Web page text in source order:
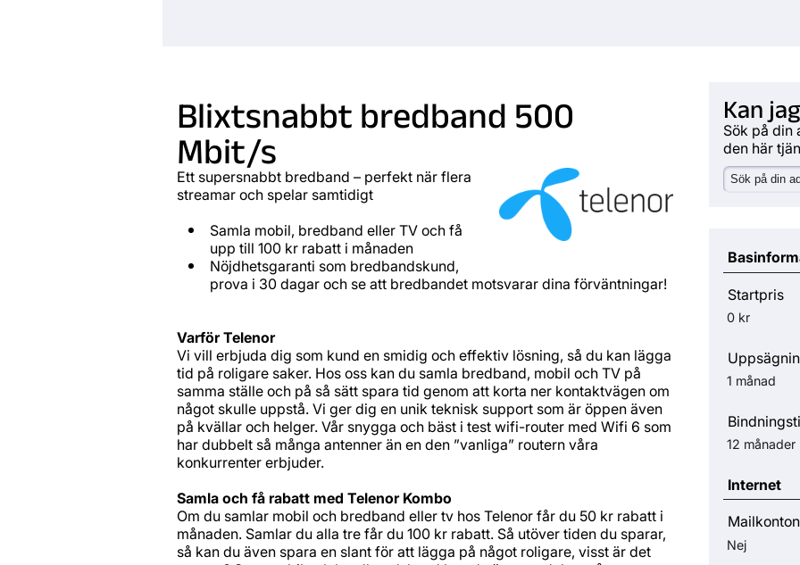
Blixtsnabbt bredband 500
Mbit/s
Ett supersnabbt bredband – perfekt när flera
streamar och spelar samtidigt
Samla mobil, bredband eller TV och få
upp till 100 kr rabatt i månaden
Nöjdhetsgaranti som bredbandskund,
prova i 30 dagar och se att bredbandet motsvarar dina förväntningar!
Varför Telenor
Vi vill erbjuda dig som kund en smidig och effektiv lösning, så du kan lägga
tid på roligare saker. Hos oss kan du samla bredband, mobil och TV på
samma ställe och på så sätt spara tid genom att korta ner kontaktvägen om
något skulle uppstå. Vi ger dig en unik teknisk support som är öppen även
på kvällar och helger. Vår snygga och bäst i test wifi-router med Wifi 6 som
har dubbelt så många antenner än en den ”vanliga” routern våra
konkurrenter erbjuder.
Samla och få rabatt med Telenor Kombo
Om du samlar mobil och bredband eller tv hos Telenor får du 50 kr rabatt i
månaden. Samlar du alla tre får du 100 kr rabatt. Så utöver tiden du sparar,
så kan du även spara en slant för att lägga på något roligare, visst är det
Kan
Sök på din
den här
Startpris
0 kr
1 månad
12 månader
Internet
Mailkonton
Nej